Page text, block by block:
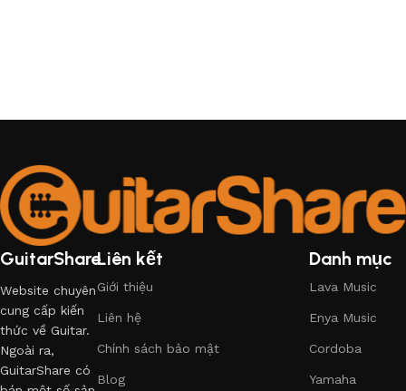
GuitarShare
Website chuyên
cung cấp kiến
thức về Guitar.
Ngoài ra,
GuitarShare có
Liên kết
Giới thiệu
Liên hệ
Chính sách bảo mật
Blog
Danh mục
Lava Music
Enya Music
Cordoba
Yamaha